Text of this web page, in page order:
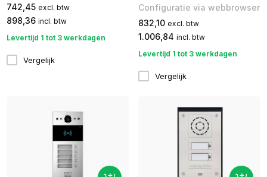
742,45 excl. btw
898,36 incl. btw
Levertijd 1 tot 3 werkdagen
Vergelijk
Configuratie via webbrowser
832,10 excl. btw
1.006,84 incl. btw
Levertijd 1 tot 3 werkdagen
Vergelijk